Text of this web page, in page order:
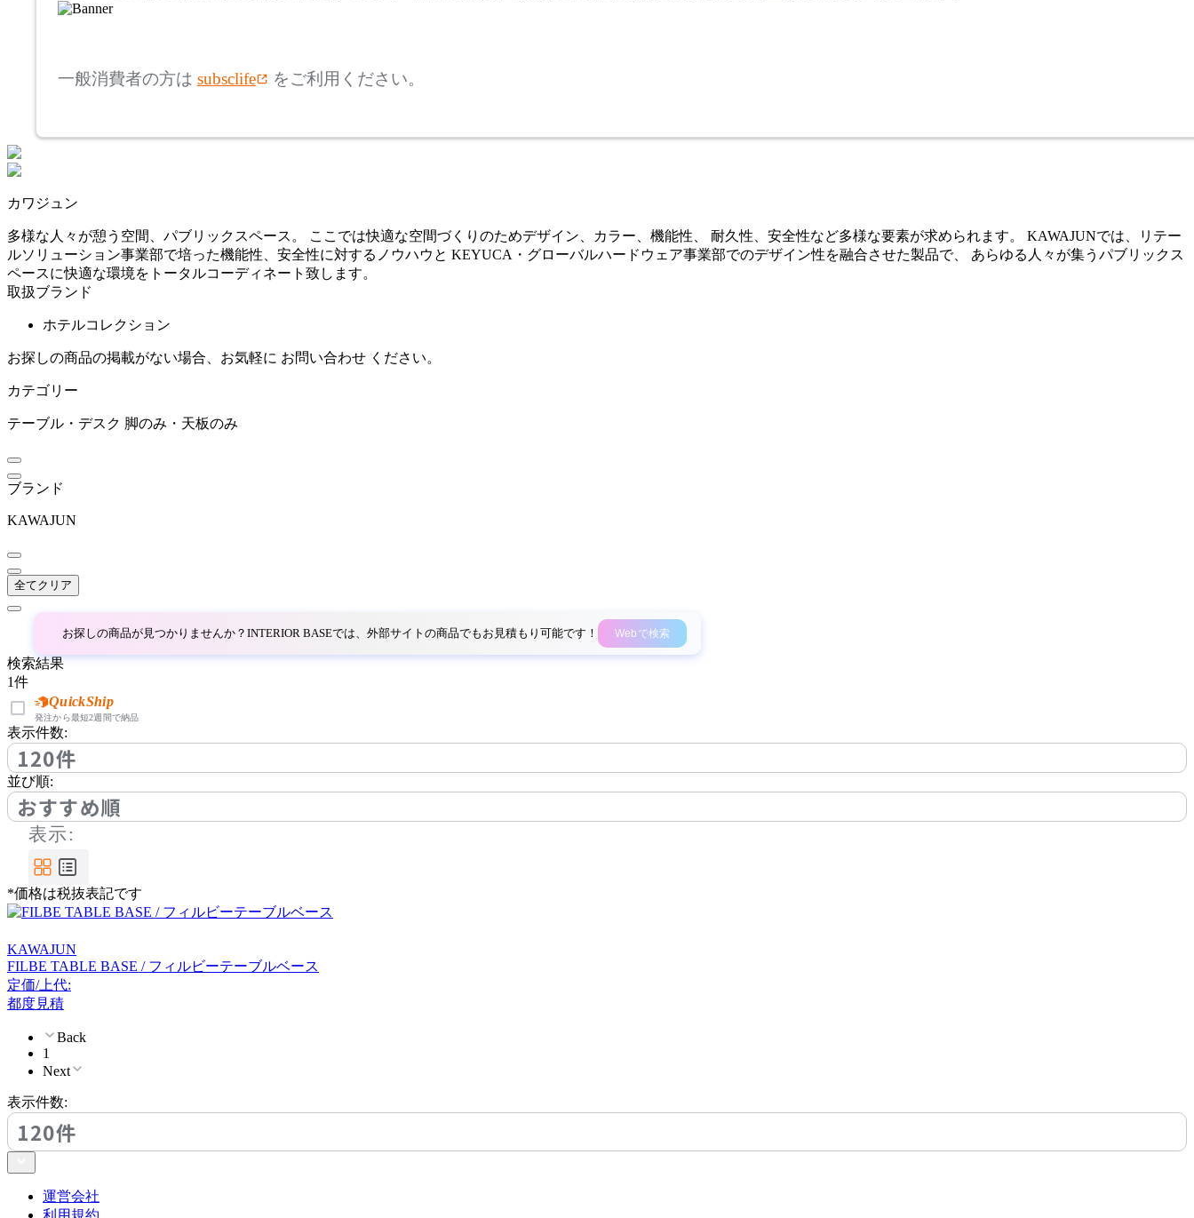
~
一般消費者の方は subsclife をご利用ください。
カワジュン
多様な人々が憩う空間、パブリックスペース。 ここでは快適な空間づくりのためデザイン、カラー、機能性、 耐久性、安全性など多様な要素が求められます。 KAWAJUNでは、リテー
ルソリューション事業部で培った機能性、安全性に対するノウハウと KEYUCA・グローバルハードウェア事業部でのデザイン性を融合させた製品で、 あらゆる人々が集うパブリックス
ペースに快適な環境をトータルコーディネート致します。
取扱ブランド
ホテルコレクション
お探しの商品の掲載がない場合、お気軽に お問い合わせ ください。
カテゴリー
テーブル・デスク 脚のみ・天板のみ
ブランド
KAWAJUN
全てクリア
お探しの商品が見つかりませんか？INTERIOR BASEでは、外部サイトの商品でもお見積もり可能です！ Webで検索
検索結果
1件
QuickShip
発注から最短2週間で納品
表示件数:
120件
並び順:
おすすめ順
表示:
*価格は税抜表記です
KAWAJUN
FILBE TABLE BASE / フィルビーテーブルベース
定価/上代:
都度見積
Back
1
Next
表示件数:
120件
運営会社
利用規約